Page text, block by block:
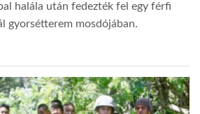
halála után fedezték fel egy férfi
gyorsétterem mosdójában.